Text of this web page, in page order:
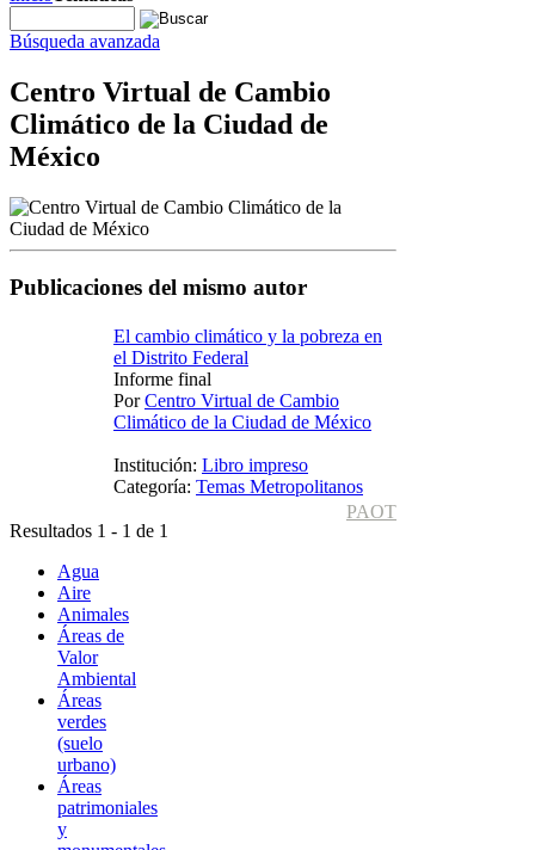
Búsqueda avanzada
Centro Virtual de Cambio
Climático de la Ciudad de
México
Publicaciones del mismo autor
El cambio climático y la pobreza en
el Distrito Federal
Informe final
PorCentro Virtual de Cambio
Climático de la Ciudad de México
Institución: Libro impreso
Categoría: Temas Metropolitanos
PAOT
Resultados 1 - 1 de 1
Agua
Aire
Animales
Áreas de
Valor
Ambiental
Áreas
verdes
(suelo
urbano)
Áreas
patrimoniales
y